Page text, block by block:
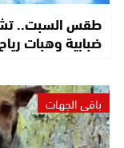
طقس السبت..
ضبابية وهبات
باقي الجهات